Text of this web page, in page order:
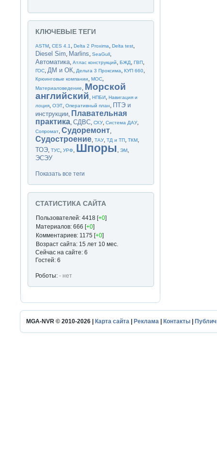
КЛЮЧЕВЫЕ ТЕГИ
ASTM,CES 4.1 ,Delta 2 Proxima,Delta test,
Diesel Sim, Marlins,SeaGull,
Автоматика,Атлас конструкций,БЖД,ГВП,
ГОС,ДМ и ОК,Дельта 3 Проксима,КУП 660,
Крюинговые компании,МОС,
Материаловедение, Морской
английский,НПБИ,Навигация и
лоция,ОЭТ,Оперативный план, ПТЭ и
инструкции, Плавательная
практика,СДВС,СХУ,Система ДАУ,
Сопромат,Судоремонт,
Судостроение,ТАУ,ТД и ТП,ТКМ,
ТОЭ,ТУС,УРФ, Шпоры ,ЭМ,
ЭСЭУ
Показать все теги
СТАТИСТИКА САЙТА
Пользователей: 4418 [+0]
Материалов: 666 [+0]
Комментариев: 1175 [+0]
Возраст сайта: 15 лет 10 мес.
Сейчас на сайте: 6
Гостей: 6
Роботы:- нет
MGA-NVR © 2010-2026 | Карта сайта Реклама Контакты